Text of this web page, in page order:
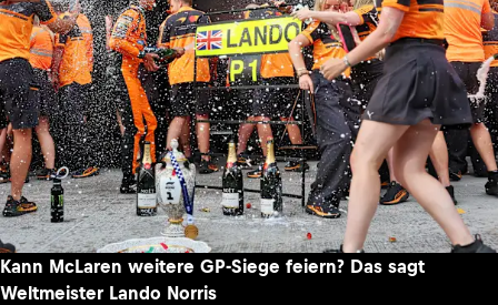
Kann McLaren weitere GP-Siege feiern? Das sagt
Weltmeister Lando Norris